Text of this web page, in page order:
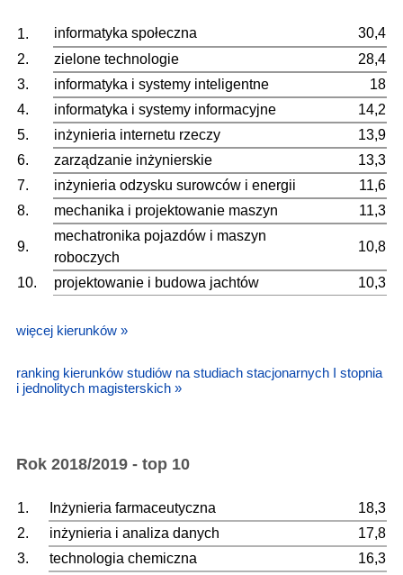
1. informatyka społeczna
30,4
2.
zielone technologie
28,4
3.
informatyka i systemy inteligentne
18
4.
informatyka i systemy informacyjne
14,2
5.
inżynieria internetu rzeczy
13,9
6.
zarządzanie inżynierskie
13,3
7.
inżynieria odzysku surowców i energii
11,6
8.
mechanika i projektowanie maszyn 11,3
9.
mechatronika pojazdów i maszyn
roboczych
10,8
10. projektowanie i budowa jachtów 10,3
więcej kierunków »
ranking kierunków studiów na studiach stacjonarnych I stopnia
i jednolitych magisterskich »
Rok 2018/2019 - top 10
1. Inżynieria farmaceutyczna
18,3
2.
inżynieria i analiza danych
17,8
3.
technologia chemiczna
16,3